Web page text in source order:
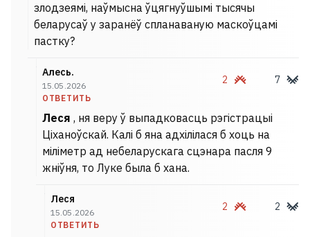
злодзеямі, наўмысна ўцягнуўшымі тысячы
беларусаў у заранёў спланаваную маскоўцамі
пастку?
Алесь.
15.05.2026
ОТВЕТИТЬ
2 7
Леся , ня веру ў выпадковасць рэгістрацыі
Ціханоўскай. Калі б яна адхілілася б хоць на
міліметр ад небеларускага сцэнара пасля 9
жніўня, то Луке была б хана.
Леся
15.05.2026
ОТВЕТИТЬ
2 2